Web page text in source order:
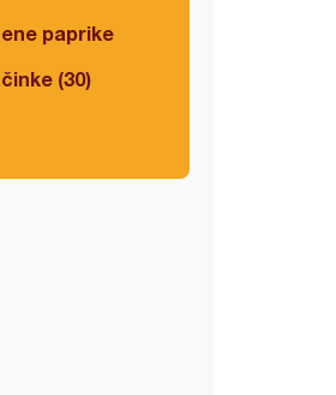
paprike
(30)